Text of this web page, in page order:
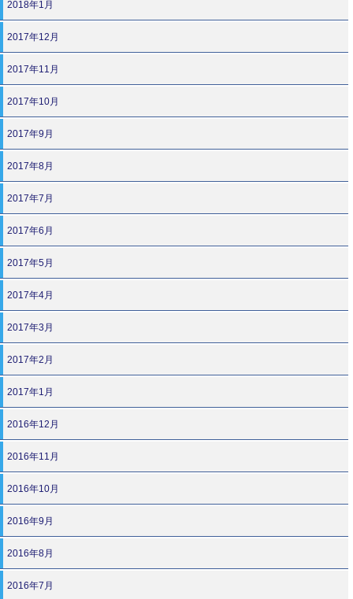
2018年1月
2017年12月
2017年11月
2017年10月
2017年9月
2017年8月
2017年7月
2017年6月
2017年5月
2017年4月
2017年3月
2017年2月
2017年1月
2016年12月
2016年11月
2016年10月
2016年9月
2016年8月
2016年7月